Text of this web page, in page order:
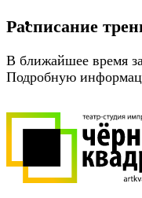
Расписание
В ближайшее время
Подробную